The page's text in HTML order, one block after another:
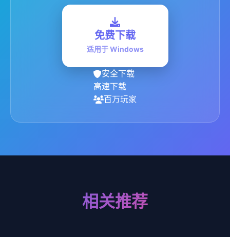
免费下载
适用于 Windows
安全下载
高速下载
百万玩家
相关推荐